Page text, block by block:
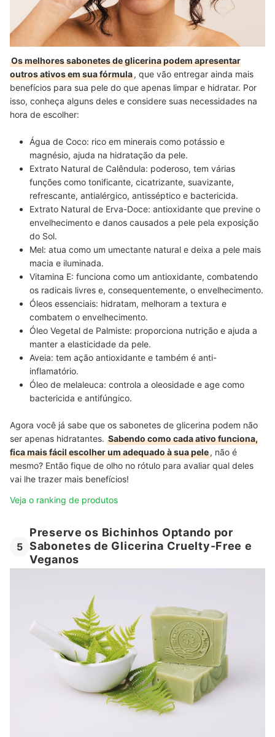
Os melhores sabonetes de glicerina podem apresentar
outros ativos em sua fórmula, que vão entregar ainda mais
benefícios para sua pele do que apenas limpar e hidratar. Por
isso, conheça alguns deles e considere suas necessidades na
hora de escolher:
Água de Coco: rico em minerais como potássio e
magnésio, ajuda na hidratação da pele.
Extrato Natural de Calêndula: poderoso, tem várias
funções como tonificante, cicatrizante, suavizante,
refrescante, antialérgico, antisséptico e bactericida.
Extrato Natural de Erva-Doce: antioxidante que previne o
envelhecimento e danos causados a pele pela exposição
do Sol.
Mel: atua como um umectante natural e deixa a pele mais
macia e iluminada.
Vitamina E: funciona como um antioxidante, combatendo
os radicais livres e, consequentemente, o envelhecimento.
Óleos essenciais: hidratam, melhoram a textura e
combatem o envelhecimento.
Óleo Vegetal de Palmiste: proporciona nutrição e ajuda a
manter a elasticidade da pele.
Aveia: tem ação antioxidante e também é anti-
inflamatório.
Óleo de melaleuca: controla a oleosidade e age como
bactericida e antifúngico.
Agora você já sabe que os sabonetes de glicerina podem não
ser apenas hidratantes. Sabendo como cada ativo funciona,
fica mais fácil escolher um adequado à sua pele, não é
mesmo? Então fique de olho no rótulo para avaliar qual deles
vai lhe trazer mais benefícios!
Veja o ranking de produtos
5
Preserve os Bichinhos Optando por
Sabonetes de Glicerina Cruelty-Free e
Veganos